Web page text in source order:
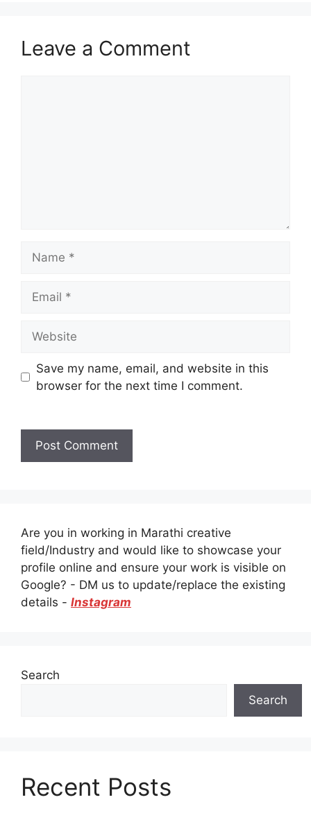
Leave a Comment
Save my name, email, and website in this
browser for the next time I comment.
Are you in working in Marathi creative
field/Industry and would like to showcase your
profile online and ensure your work is visible on
Google? - DM us to update/replace the existing
details - Instagram
Search
Search
Recent Posts